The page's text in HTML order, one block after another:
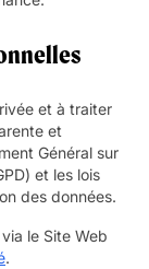
et à traiter
et
Général sur
et les lois
des données.
le Site Web
.